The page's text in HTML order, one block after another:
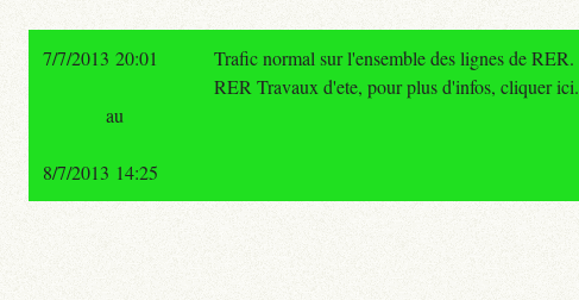
7/7/2013 20:01
Trafic normal sur l'ensemble des lignes de RER.
RER Travaux d'ete, pour plus d'infos, cliquer ici.
au
8/7/2013 14:25